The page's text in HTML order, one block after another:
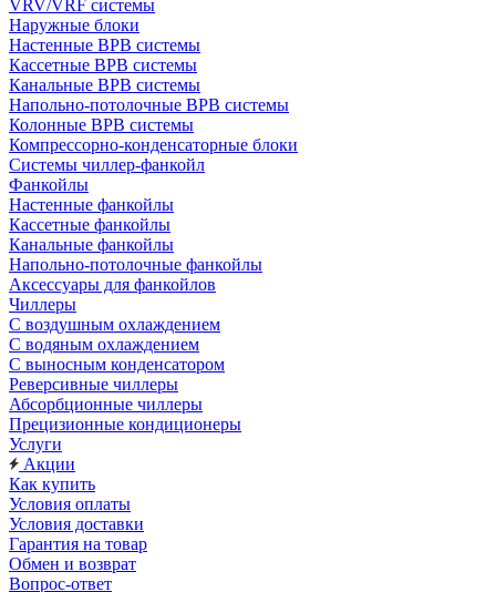
VRV/VRF системы
Наружные блоки
Настенные ВРВ системы
Кассетные ВРВ системы
Канальные ВРВ системы
Напольно-потолочные ВРВ системы
Колонные ВРВ системы
Компрессорно-конденсаторные блоки
Системы чиллер-фанкойл
Фанкойлы
Настенные фанкойлы
Кассетные фанкойлы
Канальные фанкойлы
Напольно-потолочные фанкойлы
Аксессуары для фанкойлов
Чиллеры
С воздушным охлаждением
С водяным охлаждением
С выносным конденсатором
Реверсивные чиллеры
Абсорбционные чиллеры
Прецизионные кондиционеры
Услуги
Акции
Как купить
Условия оплаты
Условия доставки
Гарантия на товар
Обмен и возврат
Вопрос-ответ